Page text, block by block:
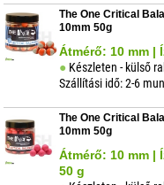
The One Critical
10mm 50g
Átmérő: 10 mm |
Készleten - külső
Szállítási idő: 2-6
The One Critical
10mm 50g
Átmérő: 10 mm |
50 g